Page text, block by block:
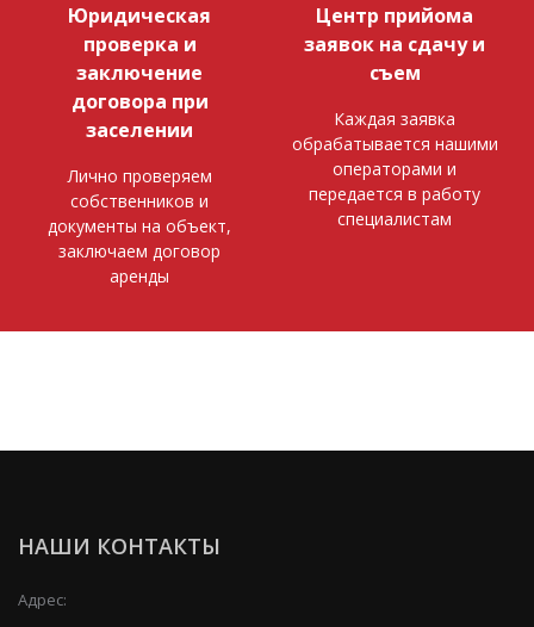
Юридическая
проверка и
заключение
договора при
заселении
Лично проверяем
собственников и
документы на объект,
заключаем договор
аренды
Центр прийома
заявок на сдачу и
съем
Каждая заявка
обрабатывается нашими
операторами и
передается в работу
специалистам
НАШИ КОНТАКТЫ
Адрес: